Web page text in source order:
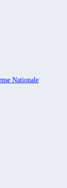
Nationale